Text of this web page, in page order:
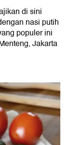
di sini
nasi putih
populer ini
Jakarta